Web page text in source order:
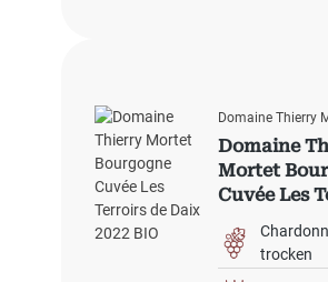
Domaine Thierry
Domaine
Mortet
Cuvée Les
de Daix
trocken